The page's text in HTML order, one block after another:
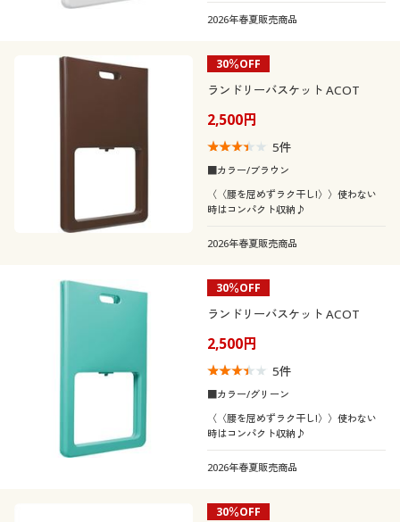
2026年春夏販売商品
30％OFF
ランドリーバスケット ACOT
2,500円
5件
■カラー/ブラウン
〈〈腰を屈めずラク干し!〉〉使わない
時はコンパクト収納♪
2026年春夏販売商品
30％OFF
ランドリーバスケット ACOT
2,500円
5件
■カラー/グリーン
〈〈腰を屈めずラク干し!〉〉使わない
時はコンパクト収納♪
2026年春夏販売商品
30％OFF